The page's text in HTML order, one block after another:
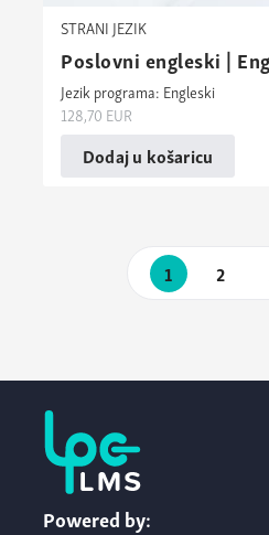
STRANI JEZIK
Poslovni engleski |
Jezik programa: Engleski
128,70 EUR
Dodaj u košaricu
Paginacija
1 2
Powered by: